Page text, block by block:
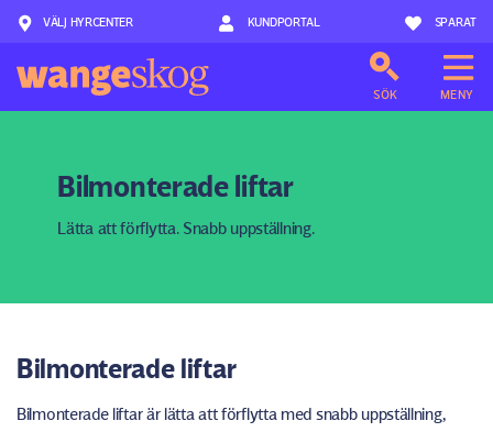
Hoppa till innehåll
VÄLJ HYRCENTER KUNDPORTAL SPARAT
SÖK MENY
Bilmonterade liftar
Lätta att förflytta. Snabb uppställning.
Bilmonterade liftar
Bilmonterade liftar är lätta att förflytta med snabb uppställning,